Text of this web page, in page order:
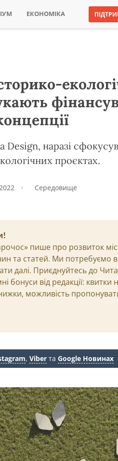
ЕКОНОМІКА
Design, наразі
проєктах.
· Середовище
пише про розвиток
та статей. Ми потребуємо
далі. Приєднуйтесь до
від редакції: квитки
можливість
, Viber та Google Новинах